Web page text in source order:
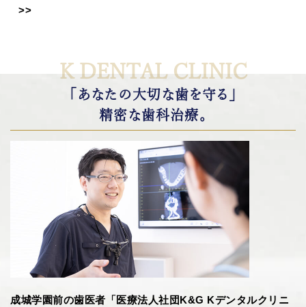
>>
K DENTAL CLINIC
「あなたの大切な歯を守る」
精密な歯科治療。
成城学園前の歯医者「医療法人社団K&G Kデンタルクリニ